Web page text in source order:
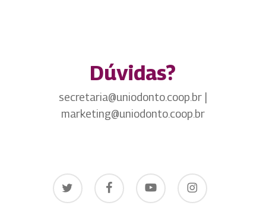
Dúvidas?
secretaria@uniodonto.coop.br |
marketing@uniodonto.coop.br
twitter facebook youtube instagram